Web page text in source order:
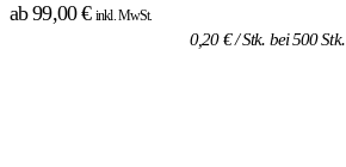
ab99,00€ inkl. MwSt.
0,20€/ Stk. bei 500 Stk.